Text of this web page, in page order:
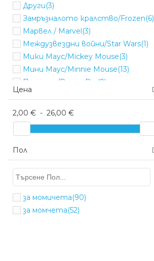
Други(3)
Замръзналото кралство/Frozen(6)
Марвел / Marvel(3)
Междузвездни войни/Star Wars(1)
Мики Маус/Mickey Mouse(3)
Мини Маус/Minnie Mouse(13)
Пепа пиг/Peppa Pig
(9)
Пес патрул/Paw Patrol
Спайдърмен/Spiderman
Стич/Stitch(24)
Цена
2,00 € - 26,00 €
Пол
за момичета(90)
за момчета(52)